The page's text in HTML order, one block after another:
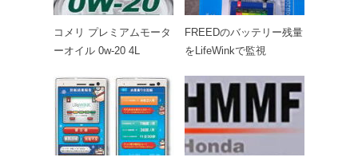
コメリ プレミアムモータ
ーオイル 0w-20 4L
FREEDのバッテリー残量
をLifeWinkで監視